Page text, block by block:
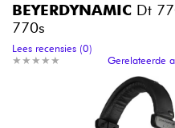
Synths & samplers
BEYERDYNAMIC Dt
770s
★ ★ ★ ★ ★
★ ★ ★ ★ ★
Lees recensies (0)
Gerelateerde